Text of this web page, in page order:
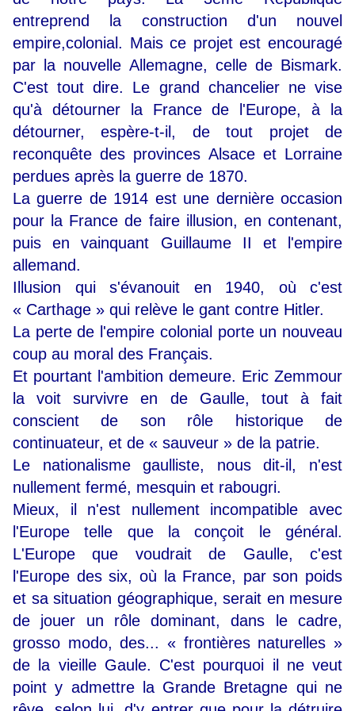
entreprend la construction d'un nouvel
empire,colonial. Mais ce projet est encouragé
par la nouvelle Allemagne, celle de Bismark.
C'est tout dire. Le grand chancelier ne vise
qu'à détourner la France de l'Europe, à la
détourner, espère-t-il, de tout projet de
reconquête des provinces Alsace et Lorraine
perdues après la guerre de 1870.
La guerre de 1914 est une dernière occasion
pour la France de faire illusion, en contenant,
puis en vainquant Guillaume II et l'empire
allemand.
Illusion qui s'évanouit en 1940, où c'est
« Carthage » qui relève le gant contre Hitler.
La perte de l'empire colonial porte un nouveau
coup au moral des Français.
Et pourtant l'ambition demeure. Eric Zemmour
la voit survivre en de Gaulle, tout à fait
conscient de son rôle historique de
continuateur, et de « sauveur » de la patrie.
Le nationalisme gaulliste, nous dit-il, n'est
nullement fermé, mesquin et rabougri.
Mieux, il n'est nullement incompatible avec
l'Europe telle que la conçoit le général.
L'Europe que voudrait de Gaulle, c'est
l'Europe des six, où la France, par son poids
et sa situation géographique, serait en mesure
de jouer un rôle dominant, dans le cadre,
grosso modo, des... « frontières naturelles »
de la vieille Gaule. C'est pourquoi il ne veut
point y admettre la Grande Bretagne qui ne